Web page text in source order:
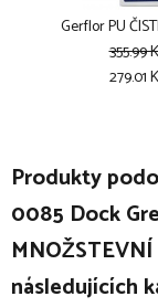
Gerflor PU
355.99
279.01
Produkty
0085 Dock
následujících